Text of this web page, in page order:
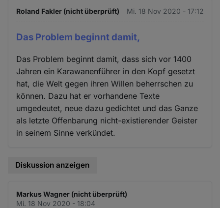
Roland Fakler (nicht überprüft) Mi. 18 Nov 2020 - 17:12
Das Problem beginnt damit,
Das Problem beginnt damit, dass sich vor 1400
Jahren ein Karawanenführer in den Kopf gesetzt
hat, die Welt gegen ihren Willen beherrschen zu
können. Dazu hat er vorhandene Texte
umgedeutet, neue dazu gedichtet und das Ganze
als letzte Offenbarung nicht-existierender Geister
in seinem Sinne verkündet.
Diskussion anzeigen
Markus Wagner (nicht überprüft)
Mi. 18 Nov 2020 - 18:04